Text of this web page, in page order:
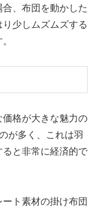
、布団を動かした
少しムズムズする
格が大きな魅力の
が多く、これは羽
と非常に経済的で
ト素材の掛け布団